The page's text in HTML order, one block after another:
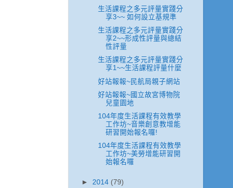
生活課程之多元評量實踐分
享3~~ 如何設立基規準
生活課程之多元評量實踐分
享2~~形成性評量與總結
性評量
生活課程之多元評量實踐分
享1~~生活課程評量什麼
好站報報~民航局親子網站
好站報報~國立故宮博物院
兒童園地
104年度生活課程有效教學
工作坊~音樂創意教增能
研習開始報名囉!
104年度生活課程有效教學
工作坊~美勞增能研習開
始報名囉
► 2014 (79)